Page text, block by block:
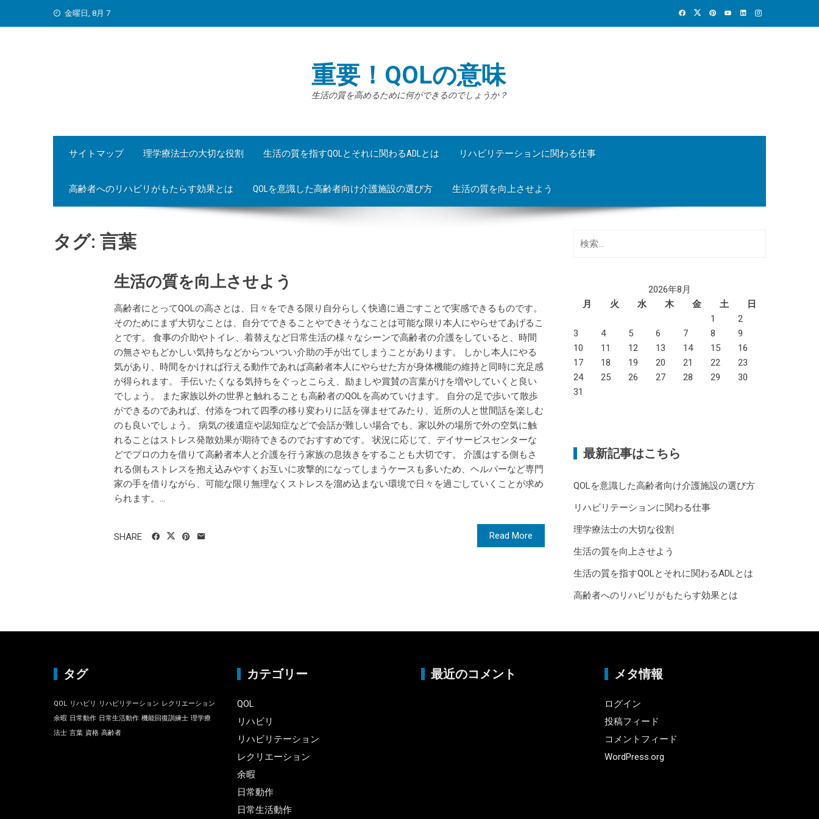
金曜日, 8月 7
重要！QOLの意味
生活の質を高めるために何ができるのでしょうか？
サイトマップ 理学療法士の大切な役割 生活の質を指すQOLとそれに関わるADLとは リハビリテーションに関わる仕事
高齢者へのリハビリがもたらす効果とは QOLを意識した高齢者向け介護施設の選び方 生活の質を向上させよう
タグ: 言葉
生活の質を向上させよう
高齢者にとってQOLの高さとは、日々をできる限り自分らしく快適に過ごすことで実感できるものです。
そのためにまず大切なことは、自分でできることやできそうなことは可能な限り本人にやらせてあげるこ
とです。 食事の介助やトイレ、着替えなど日常生活の様々なシーンで高齢者の介護をしていると、時間
の無さやもどかしい気持ちなどからついつい介助の手が出てしまうことがあります。 しかし本人にやる
気があり、時間をかければ行える動作であれば高齢者本人にやらせた方が身体機能の維持と同時に充足感
が得られます。 手伝いたくなる気持ちをぐっとこらえ、励ましや賞賛の言葉がけを増やしていくと良い
でしょう。 また家族以外の世界と触れることも高齢者のQOLを高めていけます。 自分の足で歩いて散歩
ができるのであれば、付添をつれて四季の移り変わりに話を弾ませてみたり、近所の人と世間話を楽しむ
のも良いでしょう。 病気の後遺症や認知症などで会話が難しい場合でも、家以外の場所で外の空気に触
れることはストレス発散効果が期待できるのでおすすめです。 状況に応じて、デイサービスセンターな
どでプロの力を借りて高齢者本人と介護を行う家族の息抜きをすることも大切です。 介護はする側もさ
れる側もストレスを抱え込みやすくお互いに攻撃的になってしまうケースも多いため、ヘルパーなど専門
家の手を借りながら、可能な限り無理なくストレスを溜め込まない環境で日々を過ごしていくことが求め
られます。...
Read More
SHARE
索:
2026年8月
月
火 水 木 金 土
日
1
2
3
4 5 6 7 8
9
10
11 12 13 14 15
16
17
18 19 20 21 22
23
24
25 26 27 28 29
30
31
最新記事はこちら
QOLを意識した高齢者向け介護施設の選び方
リハビリテーションに関わる仕事
理学療法士の大切な役割
生活の質を向上させよう
生活の質を指すQOLとそれに関わるADLとは
高齢者へのリハビリがもたらす効果とは
タグ
QOL リハビリ リハビリテーション レクリエーション
余暇 日常動作 日常生活動作 機能回復訓練士 理学療
法士 言葉 資格 高齢者
カテゴリー
QOL
リハビリ
リハビリテーション
レクリエーション
余暇
日常動作
日常生活動作
最近のコメント メタ情報
ログイン
投稿フィード
コメントフィード
WordPress.org